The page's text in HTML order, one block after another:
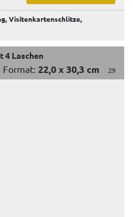
Visitenkartenschlitze,
4 Laschen
Format: 22,0 x 30,3 cm .29